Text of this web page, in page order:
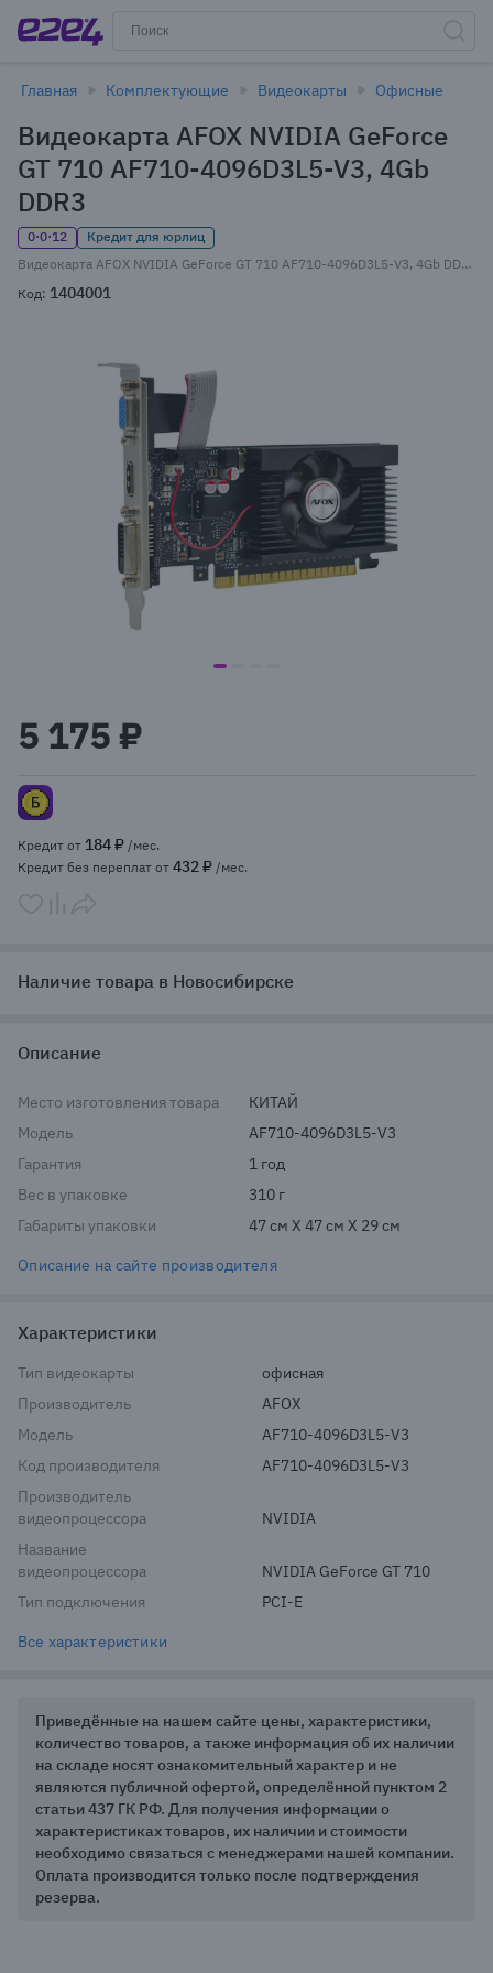
Главная Комплектующие Видеокарты Офисные
Видеокарта AFOX NVIDIA GeForce
GT 710 AF710-4096D3L5-V3, 4Gb
DDR3
0·0·12
Кредит для юрлиц
Видеокарта AFOX NVIDIA GeForce GT 710 AF710-4096D3L5-V3, 4Gb DDR3, 64 бит, PCI-E, VGA, DVI, HDMI, Retail (AF710-4096D3L5-V3)
Код: 1404001
item
of
4
5 175 ₽
Кредит от 184 ₽ /мес.
Кредит без переплат от 432 ₽ /мес.
Наличие товара в Новосибирске
Описание
Место изготовления товара
КИТАЙ
Модель
AF710-4096D3L5-V3
Гарантия
1 год
Вес в упаковке
310 г
Габариты упаковки
47 см X 47 см X 29 см
Описание на сайте производителя
Характеристики
Тип видеокарты
офисная
Производитель
AFOX
Модель
AF710-4096D3L5-V3
Код производителя
AF710-4096D3L5-V3
Производитель
видеопроцессора
NVIDIA
Название
видеопроцессора
NVIDIA GeForce GT 710
Тип подключения
PCI-E
Все характеристики
Приведённые на нашем сайте цены, характеристики,
количество товаров, а также информация об их наличии
на складе носят ознакомительный характер и не
являются публичной офертой, определённой пунктом 2
статьи 437 ГК РФ. Для получения информации о
характеристиках товаров, их наличии и стоимости
необходимо связаться с менеджерами нашей компании.
Оплата производится только после подтверждения
резерва.